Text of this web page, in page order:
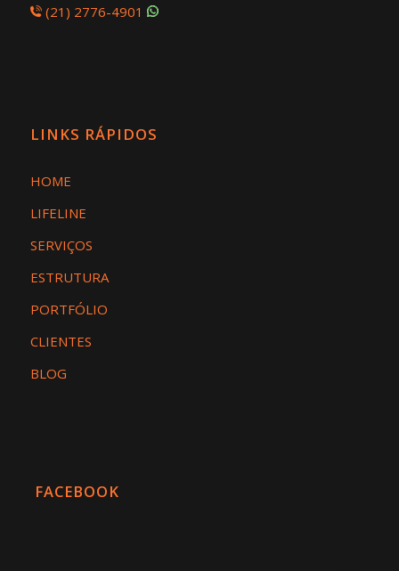
(21) 2776-4901
LINKS RÁPIDOS
HOME
LIFELINE
SERVIÇOS
ESTRUTURA
PORTFÓLIO
CLIENTES
BLOG
FACEBOOK